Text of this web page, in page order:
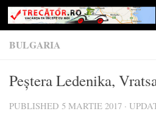
Skip to content
BULGARIA
Peştera Ledenika,
PUBLISHED 5 MARTIE 2017 ·